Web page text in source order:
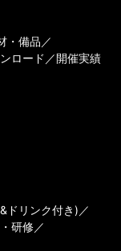
・備品
ロード 開催実績
ドリンク付き)
研修